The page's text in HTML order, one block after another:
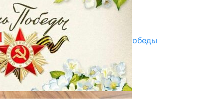
Улуу Жеңиштин жандуу сөзү
29.04.2025
Награды в преддверии Дня Победы
29.04.2025